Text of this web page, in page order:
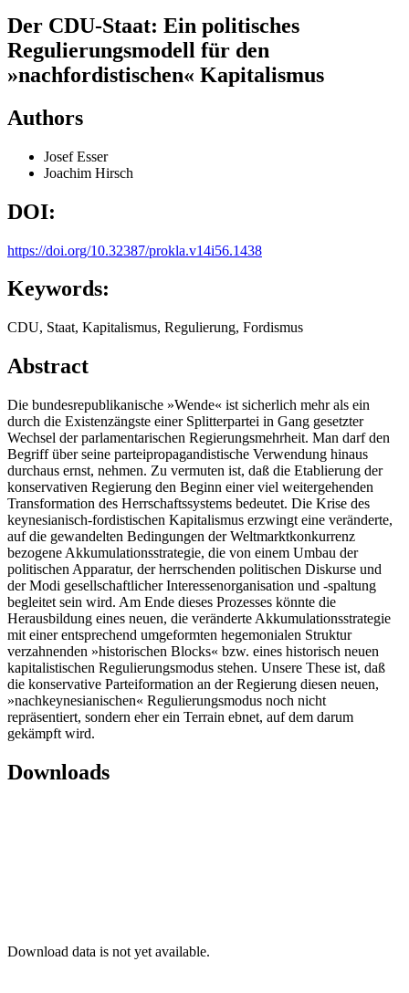
Der CDU-Staat: Ein politisches
Regulierungsmodell für den
»nachfordistischen« Kapitalismus
Authors
Josef Esser
Joachim Hirsch
DOI:
https://doi.org/10.32387/prokla.v14i56.1438
Keywords:
CDU, Staat, Kapitalismus, Regulierung, Fordismus
Abstract
Die bundesrepublikanische »Wende« ist sicherlich mehr als ein
durch die Existenzängste einer Splitterpartei in Gang gesetzter
Wechsel der parlamentarischen Regierungsmehrheit. Man darf den
Begriff über seine parteipropagandistische Verwendung hinaus
durchaus ernst, nehmen. Zu vermuten ist, daß die Etablierung der
konservativen Regierung den Beginn einer viel weitergehenden
Transformation des Herrschaftssystems bedeutet. Die Krise des
keynesianisch-fordistischen Kapitalismus erzwingt eine veränderte,
auf die gewandelten Bedingungen der Weltmarktkonkurrenz
bezogene Akkumulationsstrategie, die von einem Umbau der
politischen Apparatur, der herrschenden politischen Diskurse und
der Modi gesellschaftlicher Interessenorganisation und -spaltung
begleitet sein wird. Am Ende dieses Prozesses könnte die
Herausbildung eines neuen, die veränderte Akkumulationsstrategie
mit einer entsprechend umgeformten hegemonialen Struktur
verzahnenden »historischen Blocks« bzw. eines historisch neuen
kapitalistischen Regulierungsmodus stehen. Unsere These ist, daß
die konservative Parteiformation an der Regierung diesen neuen,
»nachkeynesianischen« Regulierungsmodus noch nicht
repräsentiert, sondern eher ein Terrain ebnet, auf dem darum
gekämpft wird.
Downloads
Download data is not yet available.